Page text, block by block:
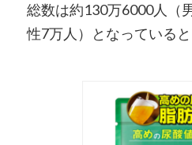
総数は約130万6000人（
性7万人）となっていると